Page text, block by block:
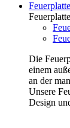
Die
einem
an der
Unsere
Design